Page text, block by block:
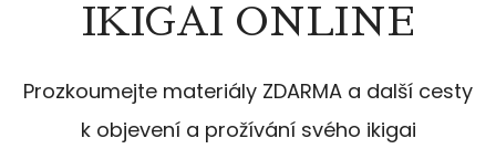
IKIGAI ONLINE
Prozkoumejte materiály ZDARMA a další cesty
k objevení a prožívání svého ikigai